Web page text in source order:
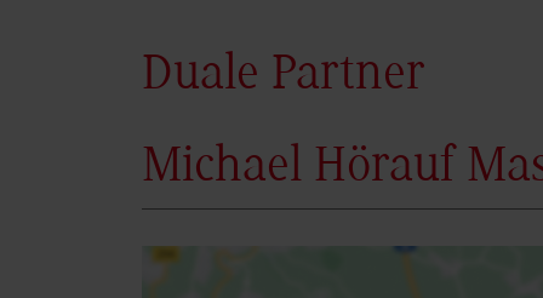
Duale Partner
Michael Hörauf